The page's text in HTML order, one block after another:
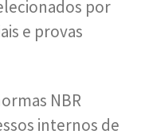
por
e provas
NBR
internos de